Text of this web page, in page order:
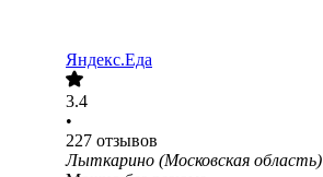
Яндекс.Еда
3.4
•
227 отзывов
Лыткарино (Московская область)